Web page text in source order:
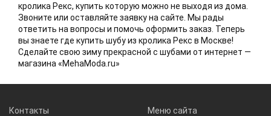
кролика Рекс, купить которую можно не выходя из дома.
Звоните или оставляйте заявку на сайте. Мы рады
ответить на вопросы и помочь оформить заказ. Теперь
вы знаете где купить шубу из кролика Рекс в Москве!
Сделайте свою зиму прекрасной с шубами от интернет —
магазина «MehaModa.ru»
Контакты
Меню сайта